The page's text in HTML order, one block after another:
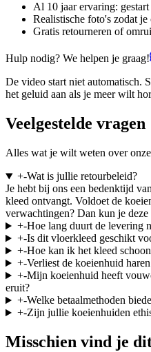
Al 10 jaar ervaring:
Realistische foto's zodat
Gratis retourneren of
Hulp nodig? We helpen je graag!
De video start niet automatisch.
het geluid aan als je meer wilt
Veelgestelde vragen
Alles wat je wilt weten over
+-Wat is jullie retourbeleid?
Je hebt bij ons een bedenktijd
kleed ontvangt. Voldoet de
verwachtingen? Dan kun je deze
+-Hoe lang duurt de levering
+-Is dit vloerkleed geschikt
+-Hoe kan ik het kleed
+-Verliest de koeienhuid
+-Mijn koeienhuid heeft
eruit?
+-Welke betaalmethoden
+-Zijn jullie koeienhuiden
Misschien vind je